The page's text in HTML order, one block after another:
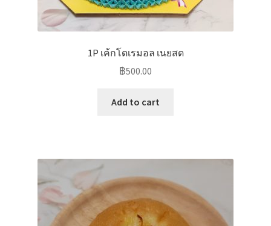
1P เค้กโดเรมอล เนยสด
฿500.00
Add to cart